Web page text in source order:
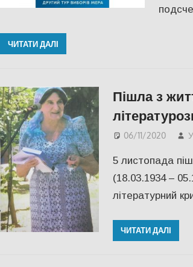
ЧИТАТИ ДАЛІ
Пішла з
06/11/2020
5 листопада
(18.03.1934 –
літературний
ЧИТАТИ ДАЛІ